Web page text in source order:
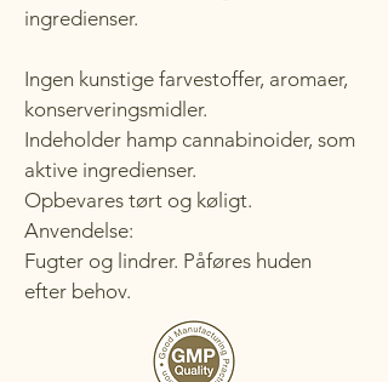
ingredienser.
Ingen kunstige farvestoffer, aromaer,
konserveringsmidler.
Indeholder hamp cannabinoider, som
aktive ingredienser.
Opbevares tørt og køligt.
Anvendelse:
Fugter og lindrer. Påføres huden
efter behov.